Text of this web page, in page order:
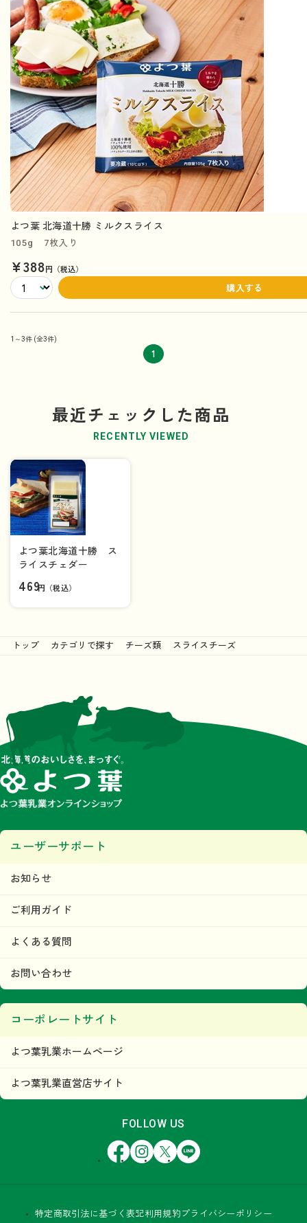
よつ葉 北海道十勝 ミルクスライス
105g 7枚入り
¥388円（税込）
購入する
1～3件 (全3件)
1
最近チェックした商品
RECENTLY VIEWED
よつ葉北海道十勝 ス
ライスチェダー
469円（税込）
トップ カテゴリで探す チーズ類 スライスチーズ
ユーザーサポート
お知らせ
ご利用ガイド
よくある質問
お問い合わせ
コーポレートサイト
よつ葉乳業ホームページ
よつ葉乳業直営店サイト
FOLLOW US
FacebookInstagram
X LINE
特定商取引法に基づく表記利用規約 プライバシーポリシー